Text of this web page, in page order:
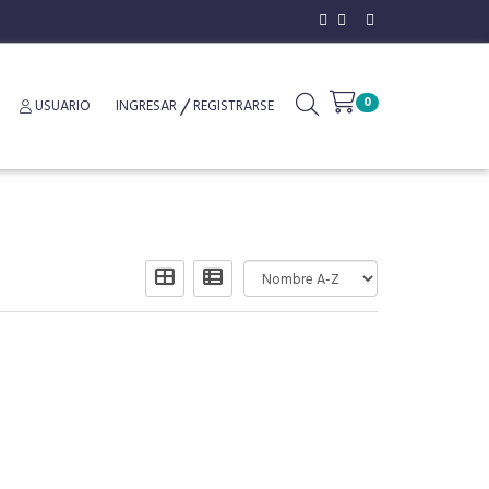
USUARIO INGRESAR REGISTRARSE 0